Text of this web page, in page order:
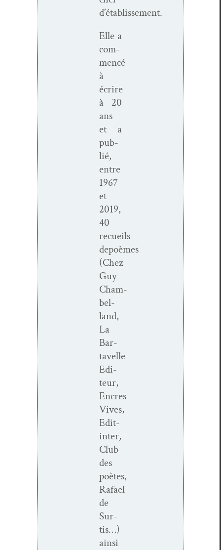
d’établissement.
Elle a
com­
mencé
à
écrire
à 20
ans
et a
pub­
lié,
entre
1967
et
2019,
40
recueils
depoèmes
(Chez
Guy
Cham­
bel­
land,
La
Bar­­
tavelle-
Edi­­
teur,
Encres
Vives,
Edit­
in­ter,
Club
des
poètes,
Rafael
de
Sur­
tis…)
ain­si